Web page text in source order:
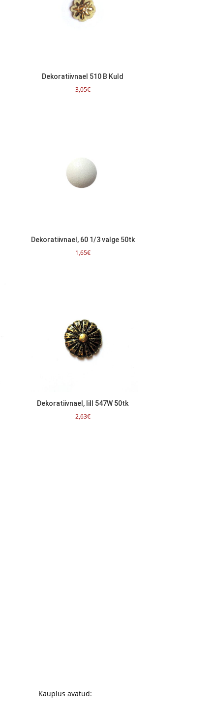
Dekoratiivnael 510 B Kuld
3,05€
Dekoratiivnael, 60 1/3 valge 50tk
1,65€
Dekoratiivnael, lill 547W 50tk
2,63€
Kauplus avatud: